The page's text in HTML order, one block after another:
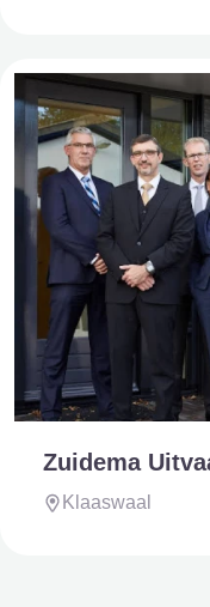
Zuidema
Klaaswaal